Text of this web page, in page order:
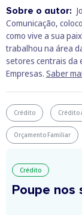
Sobre o autor:
Comunicação,
como vive a sua
trabalhou na área
setores centrais da
Empresas. Saber
Crédito Crédito
Orçamento Familiar
Crédito
Poupe nos